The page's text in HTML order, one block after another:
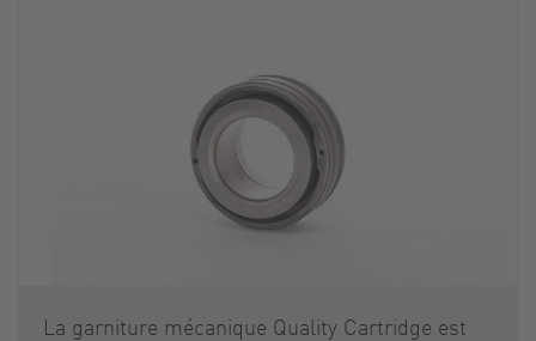
La garniture mécanique Quality Cartridge est